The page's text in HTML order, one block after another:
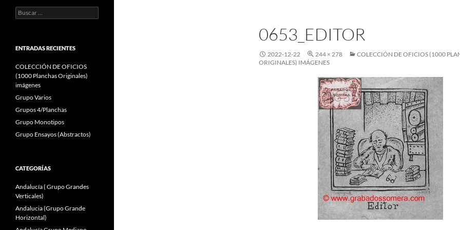
0653_EDITOR
2022-12-22 244 × 278
COLECCIÓN DE OFICIOS (1000
ORIGINALES) IMÁGENES
Buscar:
ENTRADAS RECIENTES
COLECCIÓN DE OFICIOS
(1000 Planchas Originales)
imágenes
Grupo Varios
Grupos 4/Planchas
Grupo Monotipos
Grupo Ensayos (Abstractos)
CATEGORÍAS
Andalucía ( Grupo Grandes
Verticales)
Andalucia (Grupo Grande
Horizontal)